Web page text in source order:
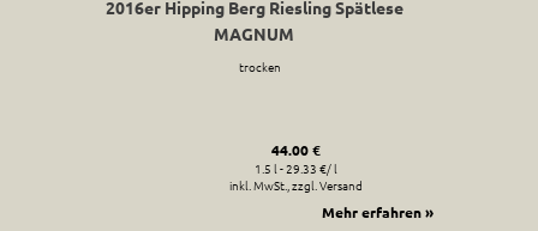
2016er Hipping Berg Riesling Spätlese
MAGNUM
trocken
44.00 €
1.5 l - 29.33 €/ l
inkl. MwSt., zzgl. Versand
Mehr erfahren »